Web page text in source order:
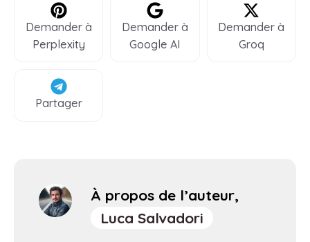
Demander à
Perplexity
Demander à
Google AI
Demander à
Groq
Partager
À propos de l’auteur,
Luca Salvadori